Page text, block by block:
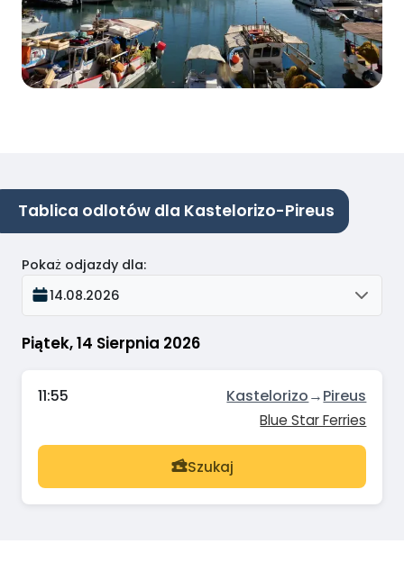
Tablica odlotów dla Kastelorizo-Pireus
Piątek, 14 Sierpnia 2026
Pokaż odjazdy dla:
14.08.2026
11:55 Kastelorizo→Pireus
Blue Star Ferries
Szukaj